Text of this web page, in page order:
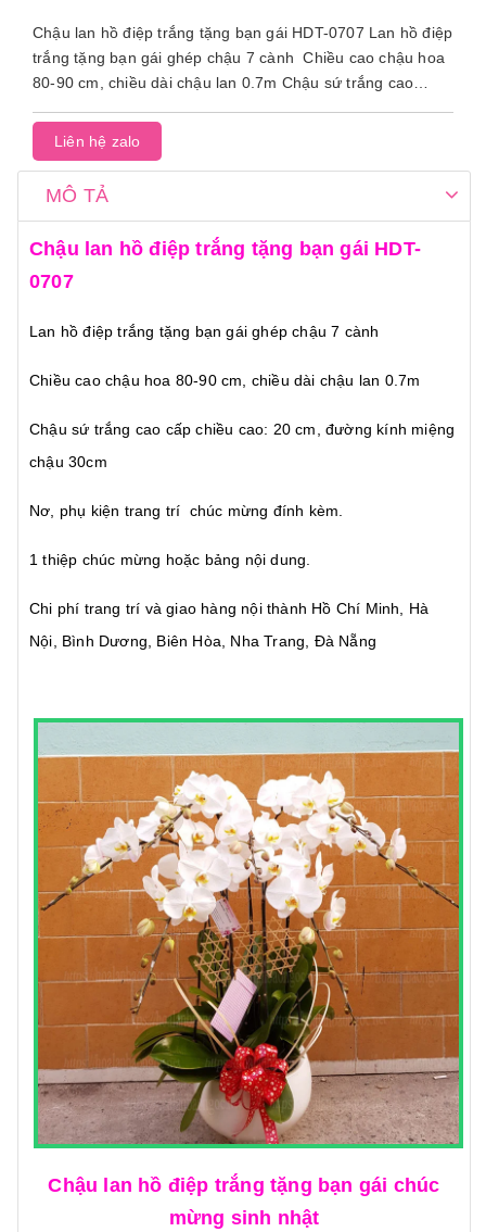
Chậu lan hồ điệp trắng tặng bạn gái HDT-0707 Lan hồ điệp
trắng tặng bạn gái ghép chậu 7 cành Chiều cao chậu hoa
80-90 cm, chiều dài chậu lan 0.7m Chậu sứ trắng cao
Liên hệ zalo
MÔ TẢ
Chậu lan hồ điệp trắng tặng bạn gái HDT-
0707
Lan hồ điệp trắng tặng bạn gái ghép chậu 7 cành
Chiều cao chậu hoa 80-90 cm, chiều dài chậu lan 0.7m
Chậu sứ trắng cao cấp chiều cao: 20 cm, đường kính miệng
chậu 30cm
Nơ, phụ kiện trang trí chúc mừng đính kèm.
1 thiệp chúc mừng hoặc bảng nội dung.
Chi phí trang trí và giao hàng nội thành Hồ Chí Minh, Hà
Nội, Bình Dương, Biên Hòa, Nha Trang, Đà Nẵng
Chậu lan hồ điệp trắng tặng bạn gái chúc
mừng sinh nhật